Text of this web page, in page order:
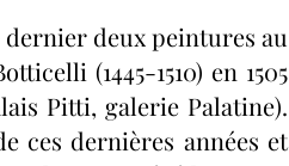
Antoine Bouchet
Margot Lecocq
deux peintures au
(1445-1510) en 1505
Pitti, galerie Palatine).
ces dernières années et